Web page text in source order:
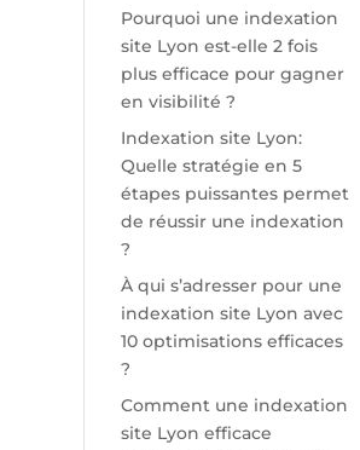
Pourquoi une indexation
site Lyon est-elle 2 fois
plus efficace pour gagner
en visibilité ?
Indexation site Lyon:
Quelle stratégie en 5
étapes puissantes permet
de réussir une indexation
?
À qui s’adresser pour une
indexation site Lyon avec
10 optimisations efficaces
?
Comment une indexation
site Lyon efficace